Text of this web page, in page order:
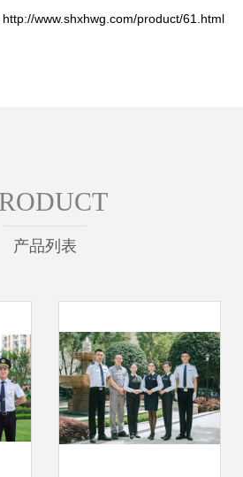
www.shxhwg.com/product/61.html
产品列表